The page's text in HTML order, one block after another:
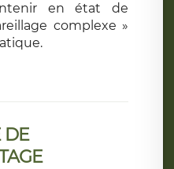
en état de
complexe »
DE